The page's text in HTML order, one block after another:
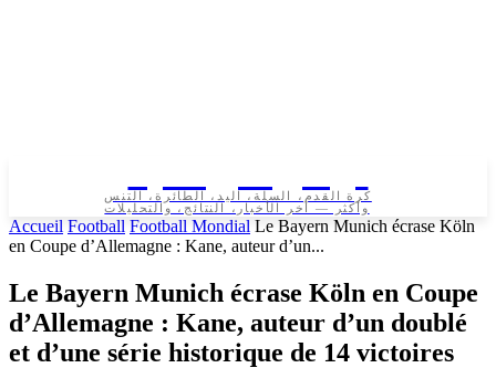
كرة القدم، السلة، اليد، الطائرة، التنس
وأكثر — آخر الأخبار، النتائج، والتحليلات
Accueil Football Football Mondial Le Bayern Munich écrase Köln
en Coupe d’Allemagne : Kane, auteur d’un...
Le Bayern Munich écrase Köln en Coupe
d’Allemagne : Kane, auteur d’un doublé
et d’une série historique de 14 victoires